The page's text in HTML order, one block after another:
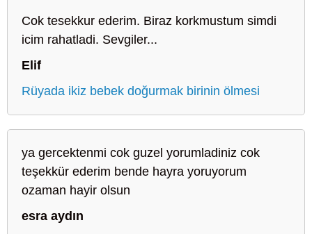
Cok tesekkur ederim. Biraz korkmustum simdi
icim rahatladi. Sevgiler...
Elif
Rüyada ikiz bebek doğurmak birinin ölmesi
ya gercektenmi cok guzel yorumladiniz cok
teşekkür ederim bende hayra yoruyorum
ozaman hayir olsun
esra aydın